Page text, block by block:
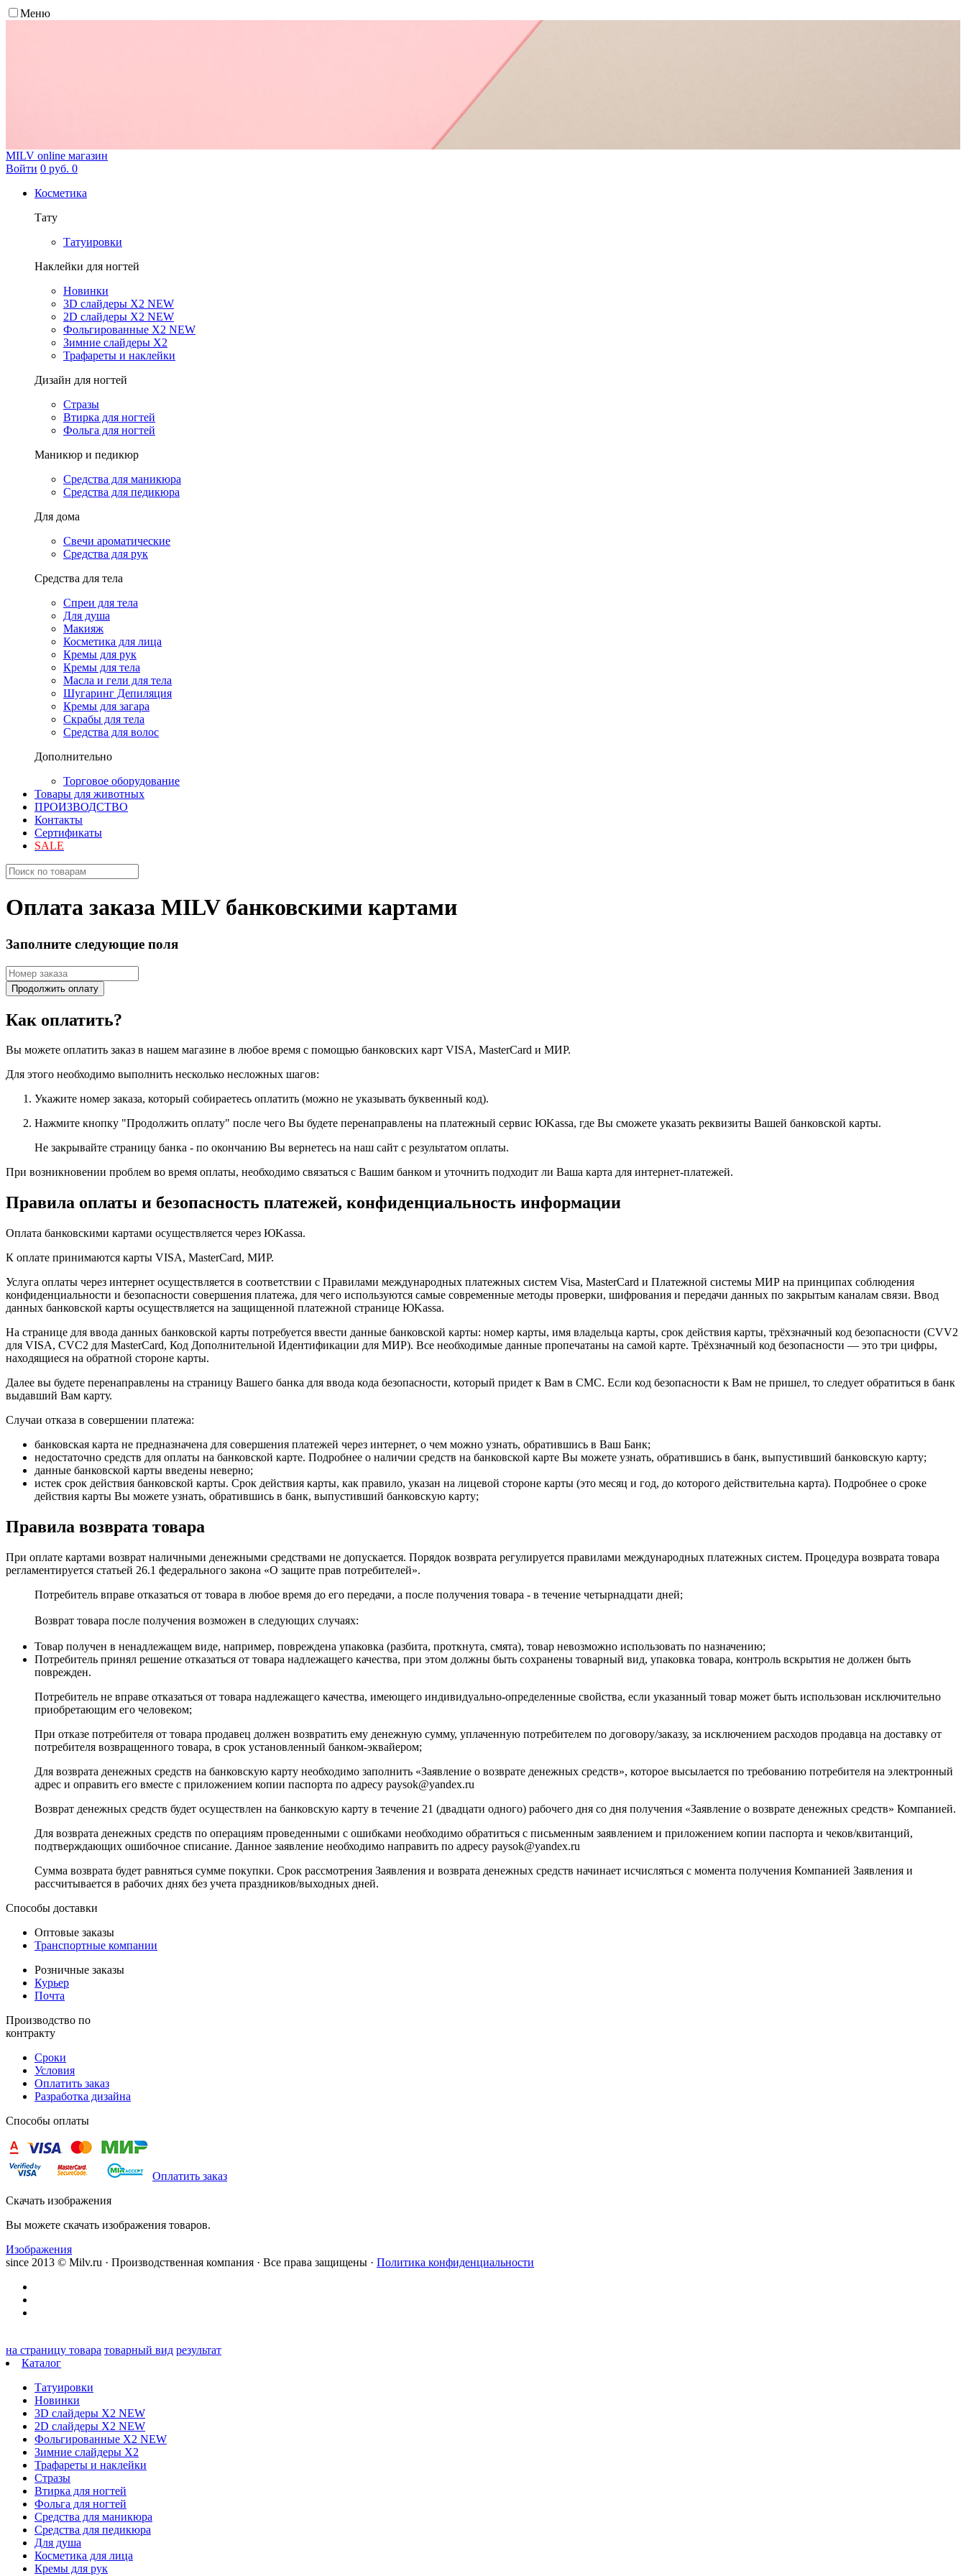
Меню
MILV online магазин
Войти 0 руб. 0
Косметика
Тату
Татуировки
Наклейки для ногтей
Новинки
3D слайдеры X2 NEW
2D слайдеры X2 NEW
Фольгированные X2 NEW
Зимние слайдеры Х2
Трафареты и наклейки
Дизайн для ногтей
Стразы
Втирка для ногтей
Фольга для ногтей
Маникюр и педикюр
Средства для маникюра
Средства для педикюра
Для дома
Свечи ароматические
Средства для рук
Средства для тела
Спреи для тела
Для душа
Макияж
Косметика для лица
Кремы для рук
Кремы для тела
Масла и гели для тела
Шугаринг Депиляция
Кремы для загара
Скрабы для тела
Средства для волос
Дополнительно
Торговое оборудование
Товары для животных
ПРОИЗВОДСТВО
Контакты
Сертификаты
SALE
Оплата заказа MILV банковскими картами
Заполните следующие поля
Как оплатить?
Вы можете оплатить заказ в нашем магазине в любое время с помощью банковских карт VISA, MasterCard и МИР.
Для этого необходимо выполнить несколько несложных шагов:
Укажите номер заказа, который собираетесь оплатить (можно не указывать буквенный код).
Нажмите кнопку "Продолжить оплату" после чего Вы будете перенаправлены на платежный сервис ЮKassa, где Вы сможете указать реквизиты Вашей банковской карты.
Не закрывайте страницу банка - по окончанию Вы вернетесь на наш сайт с результатом оплаты.
При возникновении проблем во время оплаты, необходимо связаться с Вашим банком и уточнить подходит ли Ваша карта для интернет-платежей.
Правила оплаты и безопасность платежей, конфиденциальность информации
Оплата банковскими картами осуществляется через ЮKassa.
К оплате принимаются карты VISA, MasterCard, МИР.
Услуга оплаты через интернет осуществляется в соответствии с Правилами международных платежных систем Visa, MasterCard и Платежной системы МИР на принципах соблюдения
конфиденциальности и безопасности совершения платежа, для чего используются самые современные методы проверки, шифрования и передачи данных по закрытым каналам связи. Ввод
данных банковской карты осуществляется на защищенной платежной странице ЮKassa.
На странице для ввода данных банковской карты потребуется ввести данные банковской карты: номер карты, имя владельца карты, срок действия карты, трёхзначный код безопасности (CVV2
для VISA, CVC2 для MasterCard, Код Дополнительной Идентификации для МИР). Все необходимые данные пропечатаны на самой карте. Трёхзначный код безопасности — это три цифры,
находящиеся на обратной стороне карты.
Далее вы будете перенаправлены на страницу Вашего банка для ввода кода безопасности, который придет к Вам в СМС. Если код безопасности к Вам не пришел, то следует обратиться в банк
выдавший Вам карту.
Случаи отказа в совершении платежа:
банковская карта не предназначена для совершения платежей через интернет, о чем можно узнать, обратившись в Ваш Банк;
недостаточно средств для оплаты на банковской карте. Подробнее о наличии средств на банковской карте Вы можете узнать, обратившись в банк, выпустивший банковскую карту;
данные банковской карты введены неверно;
истек срок действия банковской карты. Срок действия карты, как правило, указан на лицевой стороне карты (это месяц и год, до которого действительна карта). Подробнее о сроке
действия карты Вы можете узнать, обратившись в банк, выпустивший банковскую карту;
Правила возврата товара
При оплате картами возврат наличными денежными средствами не допускается. Порядок возврата регулируется правилами международных платежных систем. Процедура возврата товара
регламентируется статьей 26.1 федерального закона «О защите прав потребителей».
Потребитель вправе отказаться от товара в любое время до его передачи, а после получения товара - в течение четырнадцати дней;
Возврат товара после получения возможен в следующих случаях:
Товар получен в ненадлежащем виде, например, повреждена упаковка (разбита, проткнута, смята), товар невозможно использовать по назначению;
Потребитель принял решение отказаться от товара надлежащего качества, при этом должны быть сохранены товарный вид, упаковка товара, контроль вскрытия не должен быть
поврежден.
Потребитель не вправе отказаться от товара надлежащего качества, имеющего индивидуально-определенные свойства, если указанный товар может быть использован исключительно
приобретающим его человеком;
При отказе потребителя от товара продавец должен возвратить ему денежную сумму, уплаченную потребителем по договору/заказу, за исключением расходов продавца на доставку от
потребителя возвращенного товара, в срок установленный банком-эквайером;
Для возврата денежных средств на банковскую карту необходимо заполнить «Заявление о возврате денежных средств», которое высылается по требованию потребителя на электронный
адрес и оправить его вместе с приложением копии паспорта по адресу paysok@yandex.ru
Возврат денежных средств будет осуществлен на банковскую карту в течение 21 (двадцати одного) рабочего дня со дня получения «Заявление о возврате денежных средств» Компанией.
Для возврата денежных средств по операциям проведенными с ошибками необходимо обратиться с письменным заявлением и приложением копии паспорта и чеков/квитанций,
подтверждающих ошибочное списание. Данное заявление необходимо направить по адресу paysok@yandex.ru
Сумма возврата будет равняться сумме покупки. Срок рассмотрения Заявления и возврата денежных средств начинает исчисляться с момента получения Компанией Заявления и
рассчитывается в рабочих днях без учета праздников/выходных дней.
Способы доставки
Оптовые заказы
Транспортные компании
Розничные заказы
Курьер
Почта
Производство по
контракту
Сроки
Условия
Оплатить заказ
Разработка дизайна
Способы оплаты
Оплатить заказ
Скачать изображения
Вы можете скачать изображения товаров.
Изображения
since 2013 © Milv.ru · Производственная компания · Все права защищены · Политика конфиденциальности
на страницу товара товарный вид результат
Каталог
Татуировки
Новинки
3D слайдеры X2 NEW
2D слайдеры X2 NEW
Фольгированные X2 NEW
Зимние слайдеры Х2
Трафареты и наклейки
Стразы
Втирка для ногтей
Фольга для ногтей
Средства для маникюра
Средства для педикюра
Для душа
Косметика для лица
Кремы для рук